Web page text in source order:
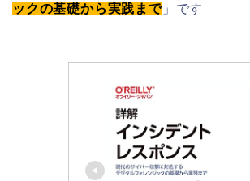
ックの基礎から実践まで」です